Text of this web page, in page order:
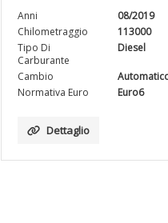
Anni
08/2019
Chilometraggio
113000
Tipo Di
Carburante
Diesel
Cambio
Normativa Euro
Euro6
Dettaglio